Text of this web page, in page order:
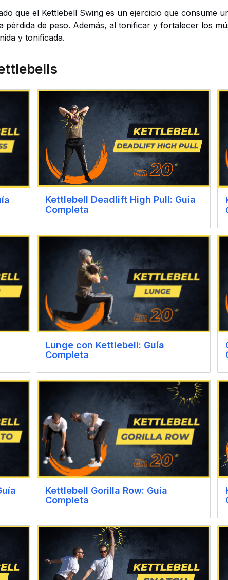
que el Kettlebell Swing es un ejercicio que consume
pérdida de peso. Además, al tonificar y fortalecer los
y tonificada.
Kettlebell Deadlift High Pull: Guía
Completa
Lunge con Kettlebell: Guía
Completa
Kettlebell Gorilla Row: Guía
Completa